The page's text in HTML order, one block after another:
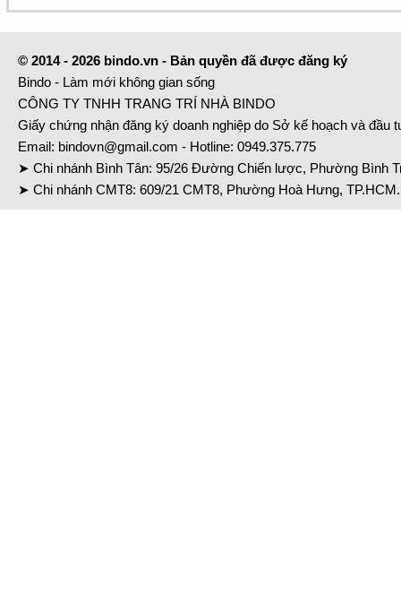
© 2014 - 2026 bindo.vn - Bản quyền đã được đăng ký
Bindo - Làm mới không gian sống
CÔNG TY TNHH TRANG TRÍ NHÀ BINDO
Giấy chứng nhận đăng ký doanh nghiệp do Sở kế hoạch và đầu
Email: bindovn@gmail.com - Hotline: 0949.375.775
➤ Chi nhánh Bình Tân: 95/26 Đường Chiến lược, Phường Bình
➤ Chi nhánh CMT8: 609/21 CMT8, Phường Hoà Hưng,